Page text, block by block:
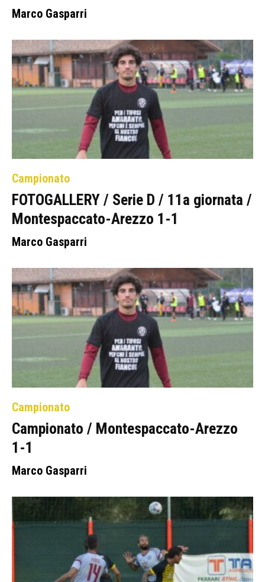
Marco Gasparri
Campionato
FOTOGALLERY / Serie D / 11a giornata /
Montespaccato-Arezzo 1-1
Marco Gasparri
Campionato
Campionato / Montespaccato-Arezzo
1-1
Marco Gasparri